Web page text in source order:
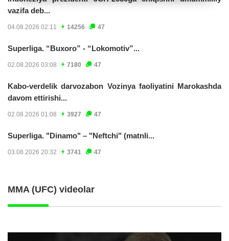
vazifa deb...
04.08.2026 02:11 14256 47
Superliga. “Buxoro” - “Lokomotiv”...
02.08.2026 03:08 7180 47
Kabo-verdelik darvozabon Vozinya faoliyatini Marokashda
davom ettirishi...
02.08.2026 01:08 3927 47
Superliga. "Dinamo" – "Neftchi" (matnli...
03.08.2026 20:32 3741 47
MMA (UFC) videolar